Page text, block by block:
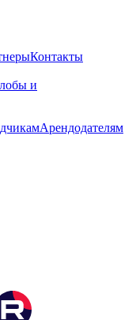
Контакты
и
Арендодателям